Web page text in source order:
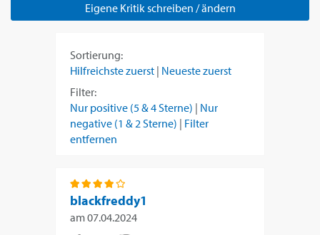
Eigene Kritik schreiben / ändern
Sortierung:
Hilfreichste zuerst | Neueste zuerst
Filter:
Nur positive (5 & 4 Sterne) | Nur
negative (1 & 2 Sterne) | Filter
entfernen
blackfreddy1
am07.04.2024